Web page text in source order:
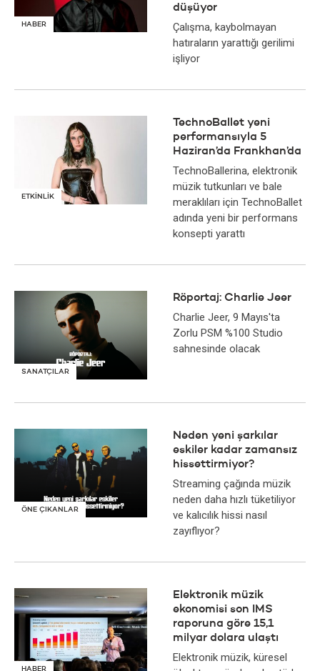
HABER
düşüyor
Çalışma, kaybolmayan
hatıraların yarattığı gerilimi
işliyor
ETKİNLİK
TechnoBallet yeni
performansıyla 5
Haziran’da Frankhan’da
TechnoBallerina, elektronik
müzik tutkunları ve bale
meraklıları için TechnoBallet
adında yeni bir performans
konsepti yarattı
SANATÇILAR
Röportaj: Charlie Jeer
Charlie Jeer, 9 Mayıs'ta
Zorlu PSM %100 Studio
sahnesinde olacak
ÖNE ÇIKANLAR
Neden yeni şarkılar
eskiler kadar zamansız
hissettirmiyor?
Streaming çağında müzik
neden daha hızlı tüketiliyor
ve kalıcılık hissi nasıl
zayıflıyor?
HABER
Elektronik müzik
ekonomisi son IMS
raporuna göre 15,1
milyar dolara ulaştı
Elektronik müzik, küresel